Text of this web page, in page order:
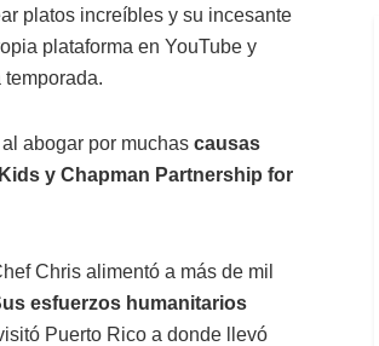
platos increíbles y su incesante
plataforma en YouTube y
temporada.
abogar por muchas causas
y Chapman Partnership for
Chris alimentó a más de mil
esfuerzos humanitarios
Puerto Rico a donde llevó